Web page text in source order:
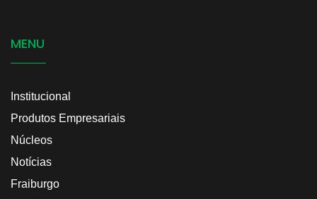
MENU
Institucional
Produtos Empresariais
Núcleos
Notícias
Fraiburgo